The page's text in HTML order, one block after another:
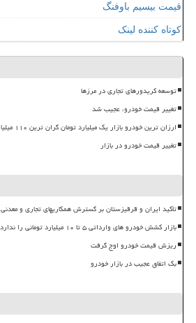
قیمت بیسیم باوفنگ
کوتاه کننده لینک
توسعه کریدورهای تجاری در مرزها
تغییر قیمت خودرو، عجیب شد
ارزان ترین خودرو بازار یک میلیارد تومان گران ترین ۱۱۰ میلیارد تومان
تغییر قیمت خودرو در بازار
تأکید ایران و قرقیزستان بر گسترش همکاریهای تجاری و معدنی
بازار کشش خودرو های وارداتی ۵ تا ۱۰ میلیارد تومانی را ندارد
ریزش قیمت خودرو اوج گرفت
بک اتفاق عجیب در بازار خودرو